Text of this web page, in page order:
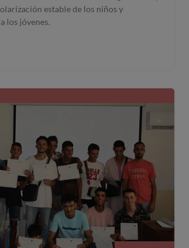
estable de los niños y
los jóvenes.